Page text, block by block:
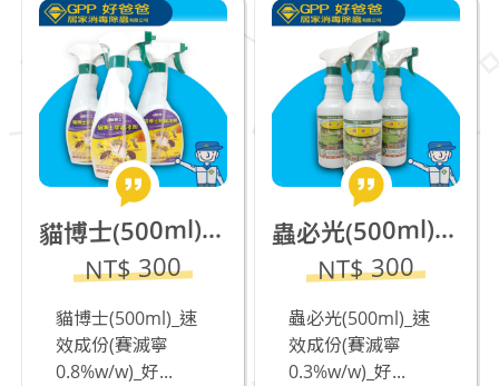
貓博士(500ml)_速效成份(賽滅寧0.8%w/w)缺貨中
NT$ 300
貓博士(500ml)_速
效成份(賽滅寧
0.8%w/w)_好...
蟲必光(500ml)_速效成份(賽滅寧0.3%w/w)_若有飼養貓咪不推薦_缺貨中
NT$ 300
蟲必光(500ml)_速
效成份(賽滅寧
0.3%w/w)_好...